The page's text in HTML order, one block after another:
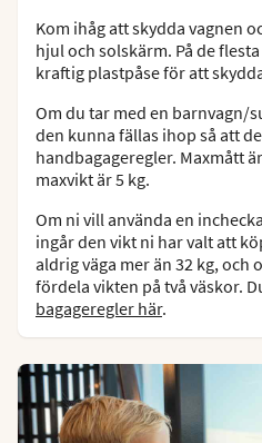
Kom ihåg att skydda vagnen
hjul och solskärm. På de
kraftig plastpåse för att
Om du tar med en barnvagn/
den kunna fällas ihop så att
handbagageregler. Maxmått
maxvikt är 5 kg.
Om ni vill använda en
ingår den vikt ni har valt att
aldrig väga mer än 32 kg, och
fördela vikten på två väskor.
bagageregler här.